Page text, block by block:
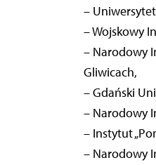
–
– Wojskowy
– Narodowy
Gliwicach,
– Gdański
– Narodowy
– Instytut
– Narodowy